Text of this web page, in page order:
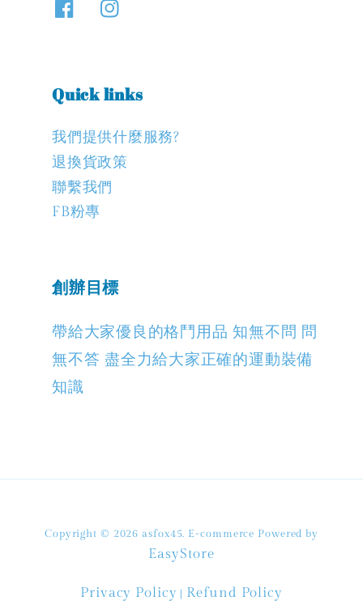
Quick links
我們提供什麼服務?
退換貨政策
聯繫我們
FB粉專
創辦目標
帶給大家優良的格鬥用品 知無不問 問
無不答 盡全力給大家正確的運動裝備
知識
Copyright © 2026 asfox45. E-commerce Powered by
EasyStore
Privacy Policy | Refund Policy